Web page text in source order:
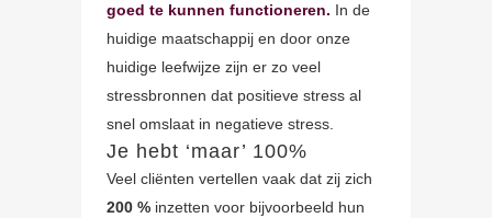
goed te kunnen functioneren. In de
huidige maatschappij en door onze
huidige leefwijze zijn er zo veel
stressbronnen dat positieve stress al
snel omslaat in negatieve stress.
Je hebt ‘maar’ 100%
Veel cliënten vertellen vaak dat zij zich
200 % inzetten voor bijvoorbeeld hun